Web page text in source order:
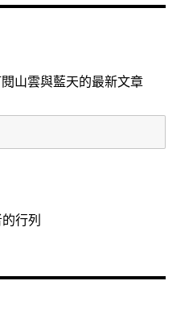
山雲與藍天的最新文章
行列